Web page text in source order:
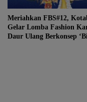
Meriahkan FBS#12,
Gelar Lomba Fashion
Daur Ulang Berkonsep